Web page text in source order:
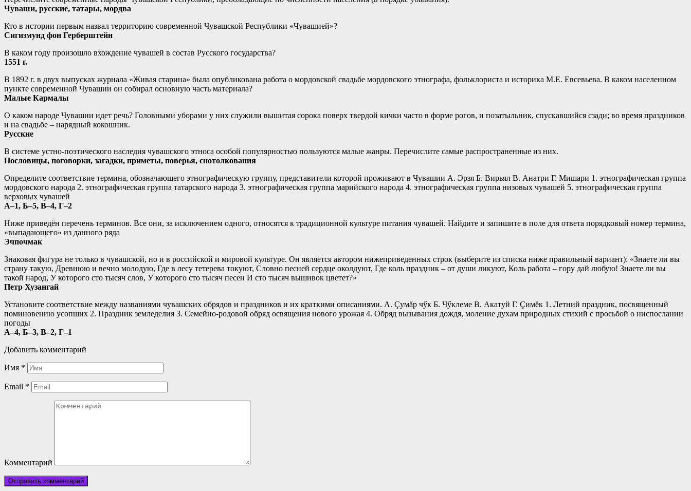
Чуваши, русские, татары, мордва
Кто в истории первым назвал территорию современной Чувашской Республики «Чувашией»?
Сигизмунд фон Герберштейн
В каком году произошло вхождение чувашей в состав Русского государства?
1551 г.
В 1892 г. в двух выпусках журнала «Живая старина» была опубликована работа о мордовской свадьбе мордовского этнографа, фольклориста и историка М.Е. Евсевьева. В каком населенном
пункте современной Чувашии он собирал основную часть материала?
Малые Кармалы
О каком народе Чувашии идет речь? Головными уборами у них служили вышитая сорока поверх твердой кички часто в форме рогов, и позатыльник, спускавшийся сзади; во время праздников
и на свадьбе – нарядный кокошник.
Русские
В системе устно-поэтического наследия чувашского этноса особой популярностью пользуются малые жанры. Перечислите самые распространенные из них.
Пословицы, поговорки, загадки, приметы, поверья, снотолкования
Определите соответствие термина, обозначающего этнографическую группу, представители которой проживают в Чувашии А. Эрзя Б. Вирьял В. Анатри Г. Мишари 1. этнографическая группа
мордовского народа 2. этнографическая группа татарского народа 3. этнографическая группа марийского народа 4. этнографическая группа низовых чувашей 5. этнографическая группа
верховых чувашей
А–1, Б–5, В–4, Г–2
Ниже приведён перечень терминов. Все они, за исключением одного, относятся к традиционной культуре питания чувашей. Найдите и запишите в поле для ответа порядковый номер термина,
«выпадающего» из данного ряда
Эчпочмак
Знаковая фигура не только в чувашской, но и в российской и мировой культуре. Он является автором нижеприведенных строк (выберите из списка ниже правильный вариант): «Знаете ли вы
страну такую, Древнюю и вечно молодую, Где в лесу тетерева токуют, Словно песней сердце околдуют, Где коль праздник – от души ликуют, Коль работа – гору дай любую! Знаете ли вы
такой народ, У которого сто тысяч слов, У которого сто тысяч песен И сто тысяч вышивок цветет?»
Петр Хузангай
Установите соответствие между названиями чувашских обрядов и праздников и их краткими описаниями. А. Çумăр чӳк Б. Чӳклеме В. Акатуй Г. Çимĕк 1. Летний праздник, посвященный
поминовению усопших 2. Праздник земледелия 3. Семейно-родовой обряд освящения нового урожая 4. Обряд вызывания дождя, моление духам природных стихий с просьбой о ниспослании
погоды
А–4, Б–3, В–2, Г–1
Добавить комментарий
Имя *
Email *
Комментарий